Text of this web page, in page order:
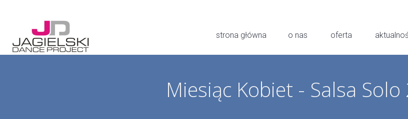
strona główna o nas oferta
Miesiąc Kobiet - Salsa